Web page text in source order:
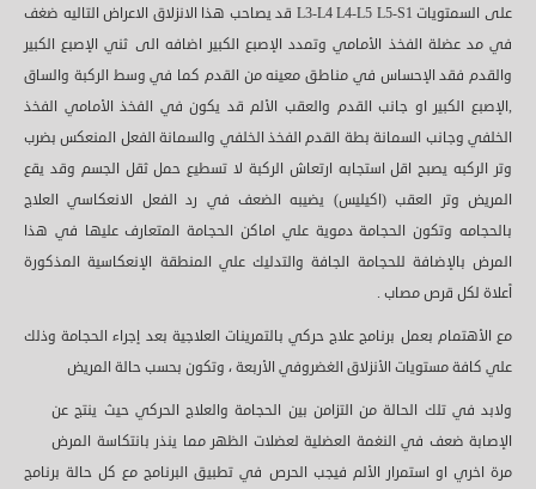
على السمتويات L3-L4 L4-L5 L5-S1 قد يصاحب هذا الانزلاق الاعراض التاليه ضغف
في مد عضلة الفخذ الأمامي وتمدد الإصبع الكبير اضافه الى ثني الإصبع الكبير
والقدم فقد الإحساس في مناطق معينه من القدم كما في وسط الركبة والساق
,الإصبع الكبير او جانب القدم والعقب الألم قد يكون في الفخذ الأمامي الفخذ
الخلفي وجانب السمانة بطة القدم الفخذ الخلفي والسمانة الفعل المنعكس بضرب
وتر الركبه يصبح اقل استجابه ارتعاش الركبة لا تسطيع حمل ثقل الجسم وقد يقع
المريض وتر العقب (اكيليس) يضيبه الضعف في رد الفعل الانعكاسي العلاج
بالحجامه وتكون الحجامة دموية علي اماكن الحجامة المتعارف عليها في هذا
المرض بالإضافة للحجامة الجافة والتدليك علي المنطقة الإنعكاسية المذكورة
أعلاة لكل قرص مصاب .
مع الأهتمام بعمل برنامج علاج حركي بالتمرينات العلاجية بعد إجراء الحجامة وذلك
علي كافة مستويات الأنزلاق الغضروفي الأربعة ، وتكون بحسب حالة المريض
ولابد في تلك الحالة من التزامن بين الحجامة والعلاج الحركي حيث ينتج عن
الإصابة ضعف في النغمة العضلية لعضلات الظهر مما ينذر بانتكاسة المرض
مرة اخري او استمرار الألم فيجب الحرص في تطبيق البرنامج مع كل حالة برنامج